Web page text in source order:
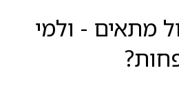
מתאים - ולמי